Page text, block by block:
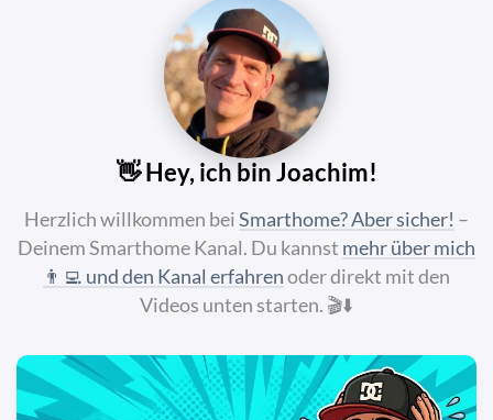
👋 Hey, ich bin Joachim!
Herzlich willkommen beiSmarthome? Aber sicher! –
Deinem Smarthome Kanal. Du kannst mehr über mich
👨‍💻 und den Kanal erfahrenoder direkt mit den
Videos unten starten. 🎬⬇️